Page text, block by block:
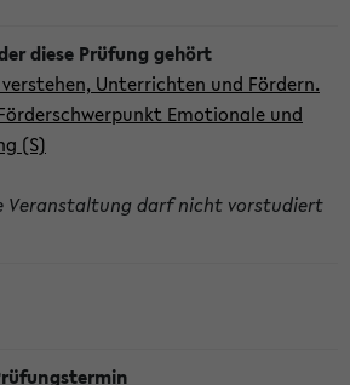
Unterrichten und Fördern.
Emotionale und
(S)
Veranstaltung darf nicht vorstudiert